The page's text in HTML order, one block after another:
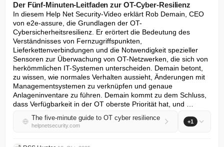
Der Fünf-Minuten-Leitfaden zur OT-Cyber-Resilienz
In diesem Help Net Security-Video erklärt Rob Demain, CEO
von e2e-assure, die Grundlagen der OT-
Cybersicherheitsresilienz. Er erörtert die Bedeutung des
Verständnisses von Fernzugriffspunkten,
Lieferkettenverbindungen und die Notwendigkeit spezieller
Sensoren zur Überwachung von OT-Netzwerken, die sich von
herkömmlichen IT-Systemen unterscheiden. Demain betont,
zu wissen, wie normales Verhalten aussieht, Änderungen mit
Managementsystemen zu verknüpfen und genaue
Anlageninventare zu führen. Demain kommt zu dem Schluss,
dass Verfügbarkeit in der OT oberste Priorität hat, und …
The five-minute guide to OT cyber resilience
helpnetsecurity.com
+1